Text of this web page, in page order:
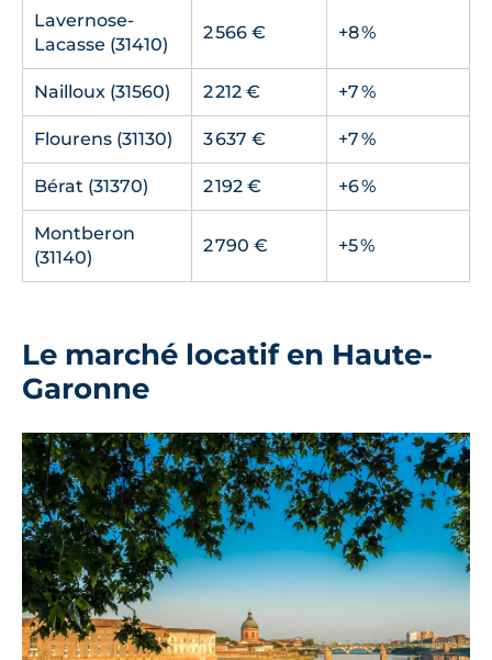
Lavernose-
Lacasse (31410)
2 566 € +8 %
Nailloux (31560) 2 212 € +7 %
Flourens (31130) 3 637 € +7 %
Bérat (31370) 2 192 € +6 %
Montberon
(31140)
2 790 € +5 %
Le marché locatif en Haute-
Garonne